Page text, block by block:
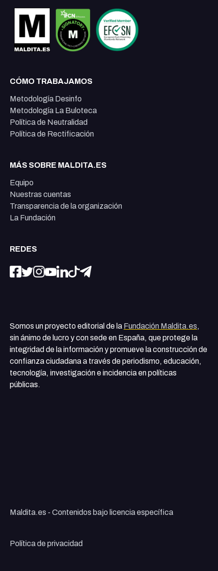
CÓMO TRABAJAMOS
Metodología Desinfo
Metodología La Buloteca
Política de Neutralidad
Política de Rectificación
MÁS SOBRE MALDITA.ES
Equipo
Nuestras cuentas
Transparencia de la organización
La Fundación
REDES
Somos un proyecto editorial de la Fundación Maldita.es,
sin ánimo de lucro y con sede en España, que protege la
integridad de la información y promueve la construcción de
confianza ciudadana a través de periodismo, educación,
tecnología, investigación e incidencia en políticas
públicas.
Maldita.es - Contenidos bajo licencia específica
Política de privacidad